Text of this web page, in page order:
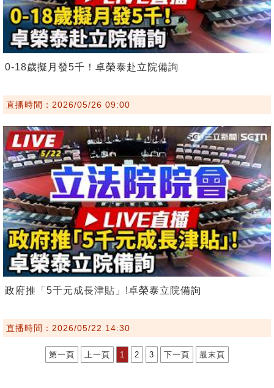
0-18歲擬月發5千！卓榮泰赴立院備詢
直播時間：2026/05/26 09:00
政府推「5千元成長津貼」!卓榮泰立院備詢
直播時間：2026/05/22 14:30
第一頁 上一頁 1 2 3 下一頁 最末頁